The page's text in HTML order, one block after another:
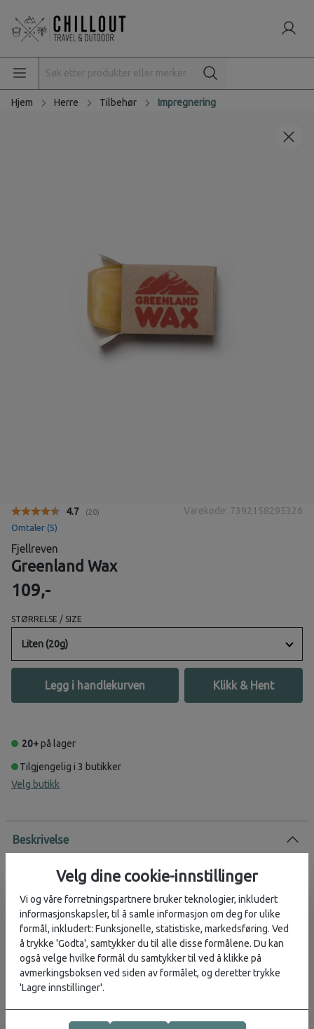
Hjem Herre Tilbehør Impregnering
Gjennomsnittskarakter:
4.7 (stemmer:
20)
Omtaler (5)
Varekode: 7392158295326
Fjellreven
Greenland Wax
109,-
STØRRELSE / SIZE
Liten (20g)
Legg i handlekurven Klikk & Hent
20+på lager
Tilgjengelig i 3 butikker
Velg butikk
Beskrivelse
klær, sekker og tilbehør som er laget i G-1000®-materialet.
Voksen er laget av parafin og bivoks, og gir en vannavstøtende og
ekstra slitesterk overflate.
Vurderinger
Karakter:
4.7 av 5 mulige
Produsent
Velg dine cookie-innstillinger
Vi og våre forretningspartnere bruker teknologier, inkludert
informasjonskapsler, til å samle informasjon om deg for ulike
formål, inkludert: Funksjonelle, statistiske, markedsføring. Ved
å trykke 'Godta', samtykker du til alle disse formålene. Du kan
også velge hvilke formål du samtykker til ved å klikke på
avmerkingsboksen ved siden av formålet, og deretter trykke
'Lagre innstillinger'.